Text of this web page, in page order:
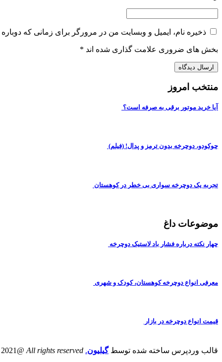
ذخیره نام، ایمیل و وبسایت من در مرورگر برای زمانی که
بخش های ضروری علامت گذاری شده اند *
منتخب امروز
آیا خرید موتور برقی به صرفه است؟
چوکودو، دوچرخه بدون ترمز و پدال! (فیلم)
تجربه یک دوچرخه سواری بی خطر در کوهستان
موضوعات داغ
چهار نکته درباره فشار باد لاستیک دوچرخه
معرفی انواع دوچرخه کوهستان، کودک و شهری
قیمت انواع دوچرخه در بازار
قالب وردپرس ساخته شده توسطگیلیون.
All rights reserved
@iranbike 2021